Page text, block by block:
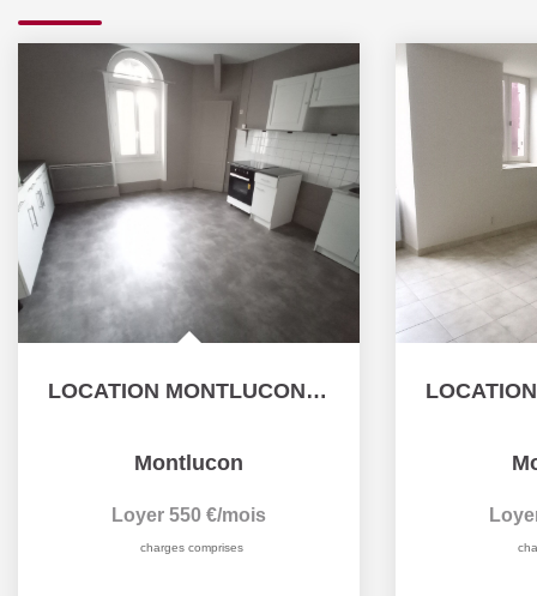
LOCATION MONTLUCON APPARTEMENT F3 BIS
Montlucon
Loyer 550 €/mois
charges comprises